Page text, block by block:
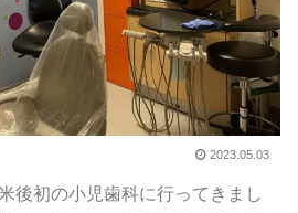
2023.05.03
後初の小児歯科に行ってきまし